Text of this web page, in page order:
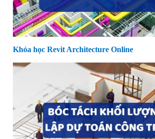
Khóa học Revit Architecture Online